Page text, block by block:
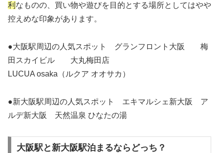
利 なものの、買い物や遊びを目的とする場所としてはやや
控えめな印象があります。
●大阪駅周辺の人気スポット グランフロント大阪 梅
田スカイビル 大丸梅田店
LUCUA osaka（ルクア オオサカ）
●新大阪駅周辺の人気スポット エキマルシェ新大阪 ア
ルデ新大阪 天然温泉 ひなたの湯
大阪駅と新大阪駅泊まるならどっち？